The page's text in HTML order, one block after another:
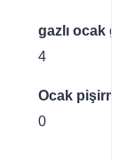
gazlı ocak
4
Ocak
0